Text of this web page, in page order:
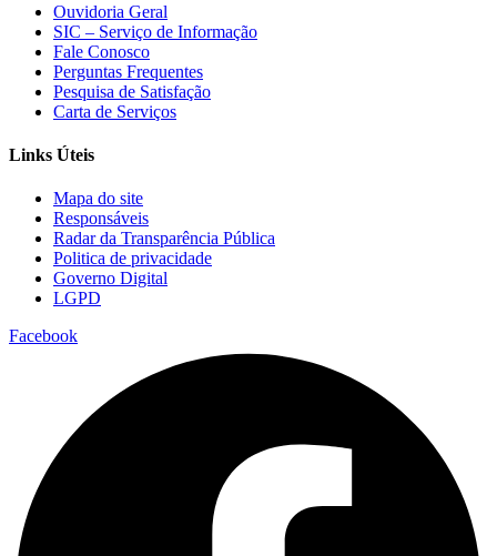
Ouvidoria Geral
SIC – Serviço de Informação
Fale Conosco
Perguntas Frequentes
Pesquisa de Satisfação
Carta de Serviços
Links Úteis
Mapa do site
Responsáveis
Radar da Transparência Pública
Politica de privacidade
Governo Digital
LGPD
Facebook